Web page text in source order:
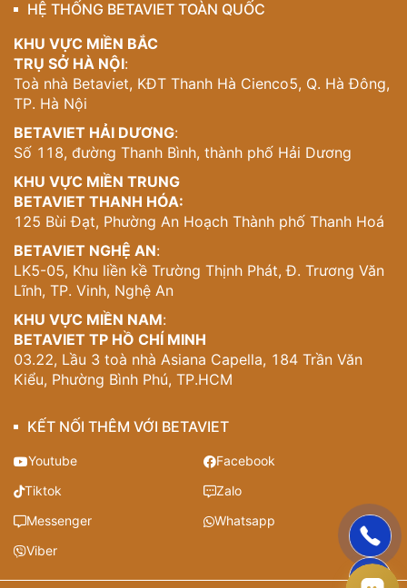
HỆ THỐNG BETAVIET TOÀN QUỐC
KHU VỰC MIỀN BẮC
TRỤ SỞ HÀ NỘI:
Toà nhà Betaviet, KĐT Thanh Hà Cienco5, Q. Hà Đông,
TP. Hà Nội
BETAVIET HẢI DƯƠNG:
Số 118, đường Thanh Bình, thành phố Hải Dương
KHU VỰC MIỀN TRUNG
BETAVIET THANH HÓA:
125 Bùi Đạt, Phường An Hoạch Thành phố Thanh Hoá
BETAVIET NGHỆ AN:
LK5-05, Khu liền kề Trường Thịnh Phát, Đ. Trương Văn
Lĩnh, TP. Vinh, Nghệ An
KHU VỰC MIỀN NAM:
BETAVIET TP HỒ CHÍ MINH
03.22, Lầu 3 toà nhà Asiana Capella, 184 Trần Văn
Kiểu, Phường Bình Phú, TP.HCM
KẾT NỐI THÊM VỚI BETAVIET
Youtube
Facebook
Tiktok
Zalo
Messenger
Whatsapp
Viber